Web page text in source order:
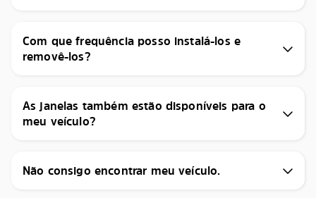
Com que frequência posso instalá-los e
removê-los?
As janelas também estão disponíveis para o
meu veículo?
Não consigo encontrar meu veículo.